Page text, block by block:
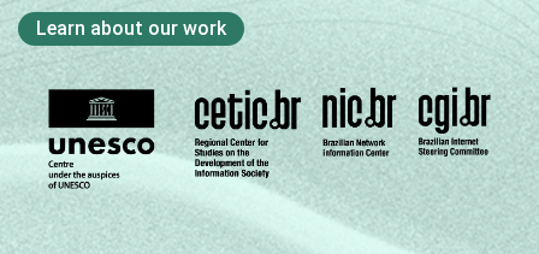
SOCIAL
10
DE 87 13
Fonte: CGI.br/NIC.br, Centro Regional de
Estudos para o Desenvolvimento da
Sociedade da Informação (Cetic.br),
Learn about our work